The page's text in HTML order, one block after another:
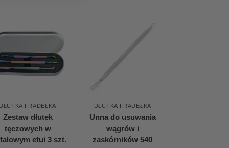
I RADEŁKA
Zestaw dłutek
tęczowych w
etui 3 szt.
DŁUTKA I RADEŁKA
Unna do usuwania
wągrów i
zaskórników 540